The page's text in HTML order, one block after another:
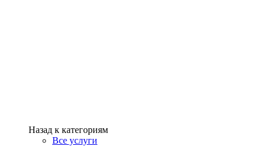
Назад к категориям
Все услуги